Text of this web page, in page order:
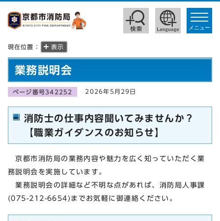
toggle
メニュー
現在位置： 表示
業務説明会
ページ番号342252 2026年5月29日
消防士の仕事内容聞いてみませんか？
【職業ガイダンスのお知らせ】
京都市消防局の業務内容や魅力を広く知っていただく業
務説明会を実施しています。
業務説明会の詳細など不明な点があれば、消防局人事課
(075-212-6654)までお気軽に御連絡ください。